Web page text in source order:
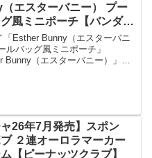
エスターバニー） プー
風ミニポーチ【バンダ
「Esther Bunny（エスターバニ
ルバッグ風ミニポーチ」
Bunny（エスターバニー）」よ
ャ26年7月発売】スポン
２連オーロラマーカー
【ピーナッツクラブ】